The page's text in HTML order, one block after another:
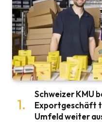
Schweizer KMU
Exportgeschäft
Umfeld weiter